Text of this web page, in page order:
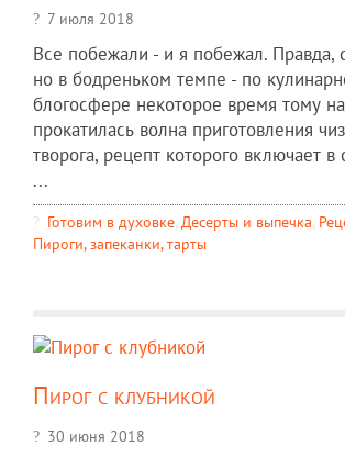
7 июля 2018
Все побежали - и я побежал. Правда,
но в бодреньком темпе - по
блогосфере некоторое время тому
прокатилась волна приготовления
творога, рецепт которого включает в
...
Готовим в духовке, Десерты и выпечка,
Пироги, запеканки, тарты
Пирог с клубникой
30 июня 2018